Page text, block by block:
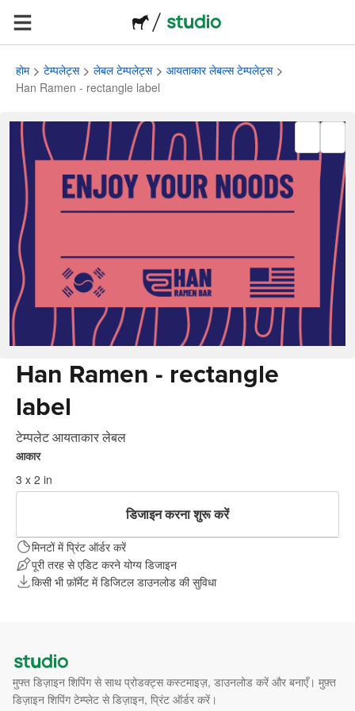
होम टेम्पलेट्स लेबल टेम्पलेट्स
आयताकार लेबल्स टेम्पलेट्स
Han Ramen - rectangle label
Han Ramen - rectangle
label
टेम्पलेट आयताकार लेबल
आकार
3 x 2 in
डिजाइन करना शुरू करें
मिनटों में प्रिंट ऑर्डर करें
पूरी तरह से एडिट करने योग्य डिजाइन
किसी भी फ़ॉर्मेट में डिजिटल डाउनलोड की सुविधा
मुफ्त डिज़ाइन शिपिंग से साथ प्रोडक्ट्स कस्टमाइज़, डाउनलोड करें और बनाएँ। मुफ़्त
डिज़ाइन शिपिंग टेम्प्लेट से डिज़ाइन, प्रिंट ऑर्डर करें।